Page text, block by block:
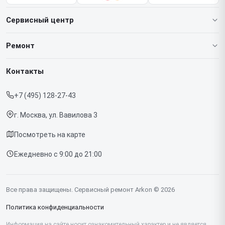
Сервисный центр
О нашем сервисе
Срочный ремонт
Доставка и способы оплаты
Диагностика
Контакты
Ремонт
Тепловизионных монокуляров
Контакты
+7 (495) 128-27-43
г. Москва, ул. Вавилова 3
Посмотреть на карте
Ежедневно с 9:00 до 21:00
Все права защищены. Сервисный ремонт Arkon © 2026
Политика конфиденциальности